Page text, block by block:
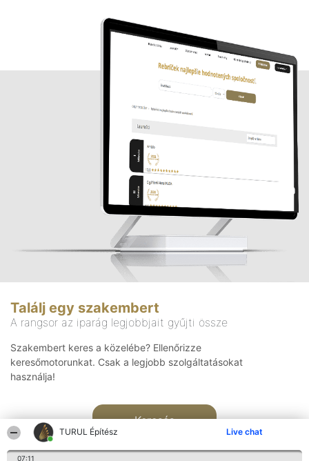
TURUL Építész Live chat
07:11
Találj egy szakembert
A rangsor az iparág legjobbjait gyűjti össze
Szakembert keres a közelébe? Ellenőrizze
keresőmotorunkat. Csak a legjobb szolgáltatásokat
használja!
Keresés